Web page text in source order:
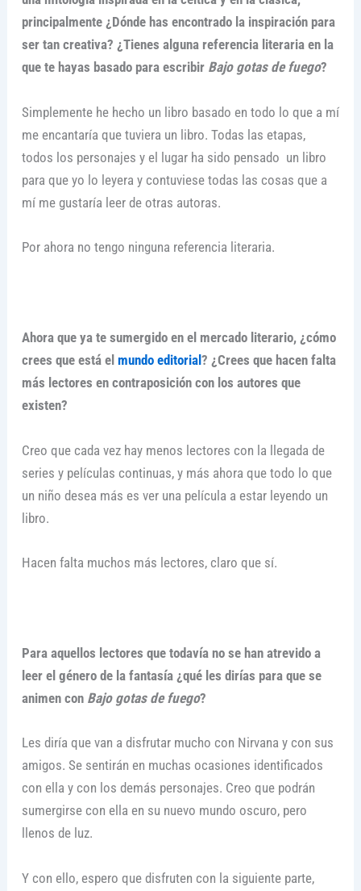
principalmente ¿Dónde has encontrado la inspiración para
ser tan creativa? ¿Tienes alguna referencia literaria en la
que te hayas basado para escribir Bajo gotas de fuego?
Simplemente he hecho un libro basado en todo lo que a mí
me encantaría que tuviera un libro. Todas las etapas,
todos los personajes y el lugar ha sido pensado un libro
para que yo lo leyera y contuviese todas las cosas que a
mí me gustaría leer de otras autoras.
Por ahora no tengo ninguna referencia literaria.
Ahora que ya te sumergido en el mercado literario, ¿cómo
crees que está el mundo editorial? ¿Crees que hacen falta
más lectores en contraposición con los autores que
existen?
Creo que cada vez hay menos lectores con la llegada de
series y películas continuas, y más ahora que todo lo que
un niño desea más es ver una película a estar leyendo un
libro.
Hacen falta muchos más lectores, claro que sí.
Para aquellos lectores que todavía no se han atrevido a
leer el género de la fantasía ¿qué les dirías para que se
animen con Bajo gotas de fuego?
Les diría que van a disfrutar mucho con Nirvana y con sus
amigos. Se sentirán en muchas ocasiones identificados
con ella y con los demás personajes. Creo que podrán
sumergirse con ella en su nuevo mundo oscuro, pero
llenos de luz.
Y con ello, espero que disfruten con la siguiente parte,